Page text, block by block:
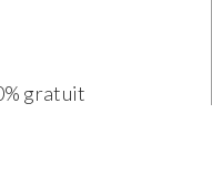
gratuit